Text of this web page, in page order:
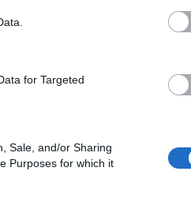
Purposes for which it